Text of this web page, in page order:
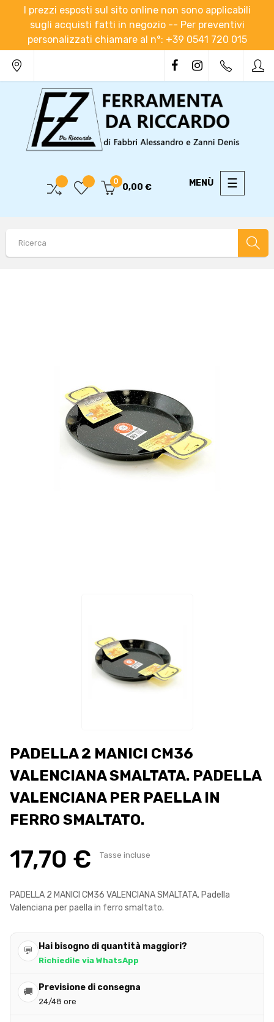
I prezzi esposti sul sito online non sono applicabili
sugli acquisti fatti in negozio -- Per preventivi
personalizzati chiamare al n°: +39 0541 720 015
Toggle
☰
0
0,00 €
PADELLA 2 MANICI CM36
VALENCIANA SMALTATA. PADELLA
VALENCIANA PER PAELLA IN
FERRO SMALTATO.
17,70 € Tasse incluse
PADELLA 2 MANICI CM36 VALENCIANA SMALTATA. Padella
Valenciana per paella in ferro smaltato.
💬 Hai bisogno di quantità maggiori?
Richiedile via WhatsApp
🚚 Previsione di consegna
24/48 ore